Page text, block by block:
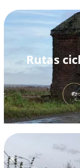
Rutas